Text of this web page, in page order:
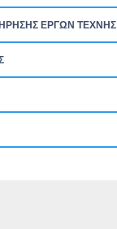
ΕΡΓΩΝ ΤΕΧΝΗΣ